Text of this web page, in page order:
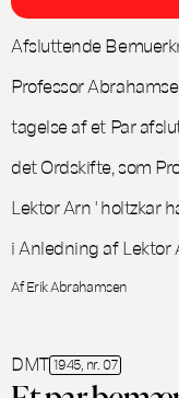
Afsluttende
Professor
tagelse af et Par
det Ordskifte, som
Lektor Arn ' holtzkar
i Anledning af Lektor
Af Erik Abrahamsen
DMT 1945, nr. 07